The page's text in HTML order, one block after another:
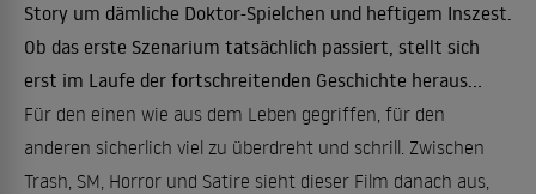
Story um dämliche Doktor-Spielchen und heftigem Inszest.
Ob das erste Szenarium tatsächlich passiert, stellt sich
erst im Laufe der fortschreitenden Geschichte heraus...
Für den einen wie aus dem Leben gegriffen, für den
anderen sicherlich viel zu überdreht und schrill. Zwischen
Trash, SM, Horror und Satire sieht dieser Film danach aus,